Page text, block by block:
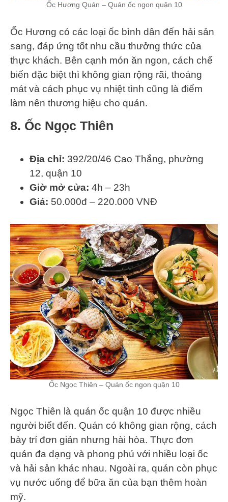
Ốc Hương Quán – Quán ốc ngon quận 10
Ốc Hương có các loại ốc bình dân đến hải sản
sang, đáp ứng tốt nhu cầu thưởng thức của
thực khách. Bên cạnh món ăn ngon, cách chế
biến đặc biệt thì không gian rộng rãi, thoáng
mát và cách phục vụ nhiệt tình cũng là điểm
làm nên thương hiệu cho quán.
8. Ốc Ngọc Thiên
Địa chỉ: 392/20/46 Cao Thắng, phường
12, quận 10
Giờ mở cửa: 4h – 23h
Giá: 50.000đ – 220.000 VNĐ
Ốc Ngọc Thiên – Quán ốc ngon quận 10
Ngọc Thiên là quán ốc quận 10 được nhiều
người biết đến. Quán có không gian rộng, cách
bày trí đơn giản nhưng hài hòa. Thực đơn
quán đa dạng và phong phú với nhiều loại ốc
và hải sản khác nhau. Ngoài ra, quán còn phục
vụ nước uống để bữa ăn của bạn thêm hoàn
mỹ.